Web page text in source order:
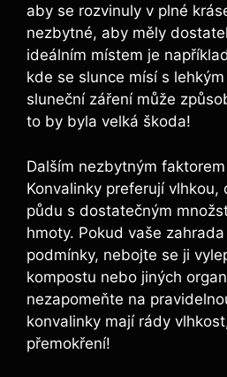
aby se rozvinuly v plné
nezbytné, aby měly
ideálním místem je
kde se slunce mísí s
sluneční záření může
to by byla velká škoda!
Dalším nezbytným
Konvalinky preferují
půdu s dostatečným
hmoty. Pokud vaše
podmínky, nebojte se ji
kompostu nebo jiných
nezapomeňte na
konvalinky mají rády
přemokření!